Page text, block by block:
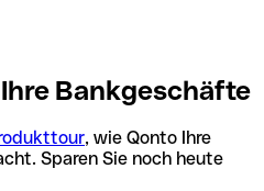
Bankgeschäfte
, wie Qonto Ihre
Sparen Sie noch heute